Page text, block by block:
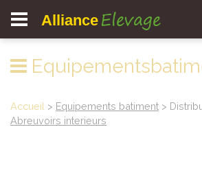
Alliance Elevage
Accueil > Equipements batiment >
Abreuvoirs interieurs